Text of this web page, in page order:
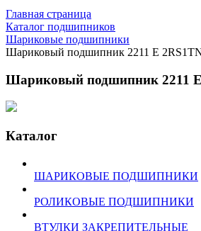
Главная страница
Каталог подшипников
Шариковые подшипники
Шариковый подшипник 2211 E
Шариковый подшипник 2211
Каталог
ШАРИКОВЫЕ ПОДШИПНИКИ
РОЛИКОВЫЕ ПОДШИПНИКИ
ВТУЛКИ ЗАКРЕПИТЕЛЬНЫЕ